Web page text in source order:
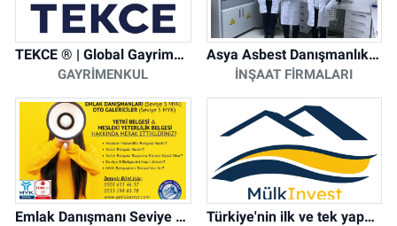
TEKCE ® | Global Gayrimenkul Şirketi
GAYRIMENKUL
Asya Asbest Danışmanlık - Asbest Söküm ve Asbest Raporu
İNŞAAT FIRMALARI
Emlak Danışmanı Seviye 5 Mesleki Yeterlilik Belgesi Türkiye'nin ilk ve tek yapay zeka destekli arsa ilan platformu